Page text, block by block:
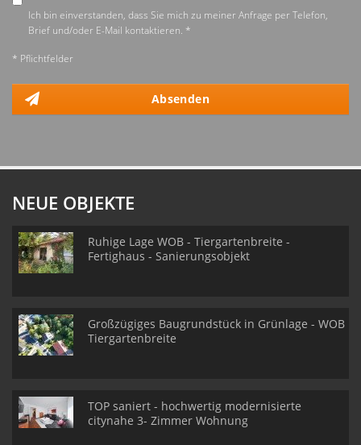
Ich bin einverstanden, dass Sie mich zu meiner Anfrage per Telefon,
Brief und/oder E-Mail kontaktieren. *
* Pflichtfelder
Absenden
NEUE OBJEKTE
Ruhige Lage WOB - Tiergartenbreite -
Fertighaus - Sanierungsobjekt
Großzügiges Baugrundstück in Grünlage - WOB
Tiergartenbreite
TOP saniert - hochwertig modernisierte
citynahe 3- Zimmer Wohnung